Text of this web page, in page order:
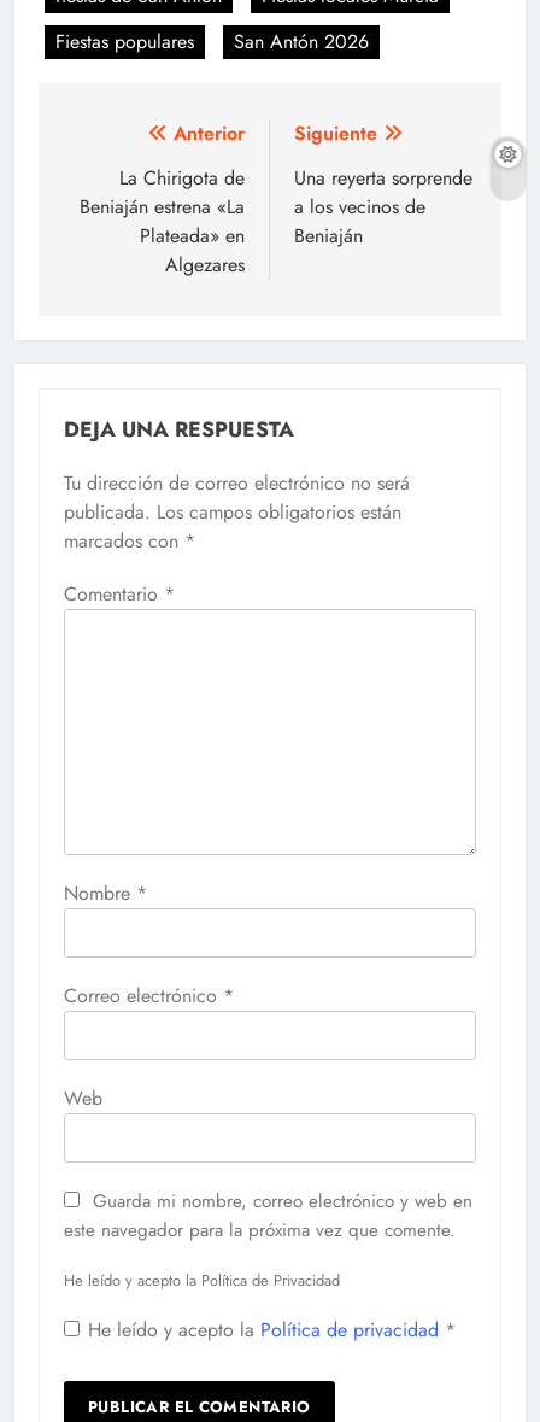
Fiestas populares
San Antón 2026
Navegación
entradas
Anterior
La Chirigota de
Beniaján estrena «La
Plateada» en
Algezares
Siguiente
Una reyerta sorprende
a los vecinos de
Beniaján
DEJA UNA RESPUESTA
Tu dirección de correo electrónico no será
publicada. Los campos obligatorios están
marcados con *
Comentario *
Nombre *
Correo electrónico *
Web
Guarda mi nombre, correo electrónico y web en
este navegador para la próxima vez que comente.
He leído y acepto la Política de Privacidad
He leído y acepto la Política de privacidad *